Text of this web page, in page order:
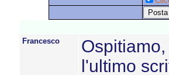
Francesco
l'ultimo